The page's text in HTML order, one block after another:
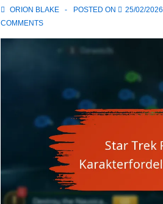
ORION BLAKE POSTED ON 25/02/2026
COMMENTS